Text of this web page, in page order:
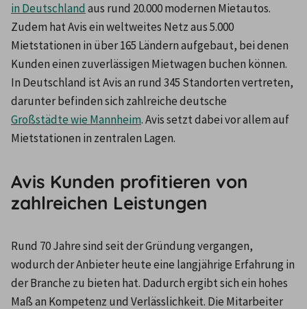
in Deutschland aus rund 20.000 modernen Mietautos.
Zudem hat Avis ein weltweites Netz aus 5.000
Mietstationen in über 165 Ländern aufgebaut, bei denen
Kunden einen zuverlässigen Mietwagen buchen können.
In Deutschland ist Avis an rund 345 Standorten vertreten,
darunter befinden sich zahlreiche deutsche
Großstädte wie Mannheim. Avis setzt dabei vor allem auf
Mietstationen in zentralen Lagen.
Avis Kunden profitieren von
zahlreichen Leistungen
Rund 70 Jahre sind seit der Gründung vergangen,
wodurch der Anbieter heute eine langjährige Erfahrung in
der Branche zu bieten hat. Dadurch ergibt sich ein hohes
Maß an Kompetenz und Verlässlichkeit. Die Mitarbeiter